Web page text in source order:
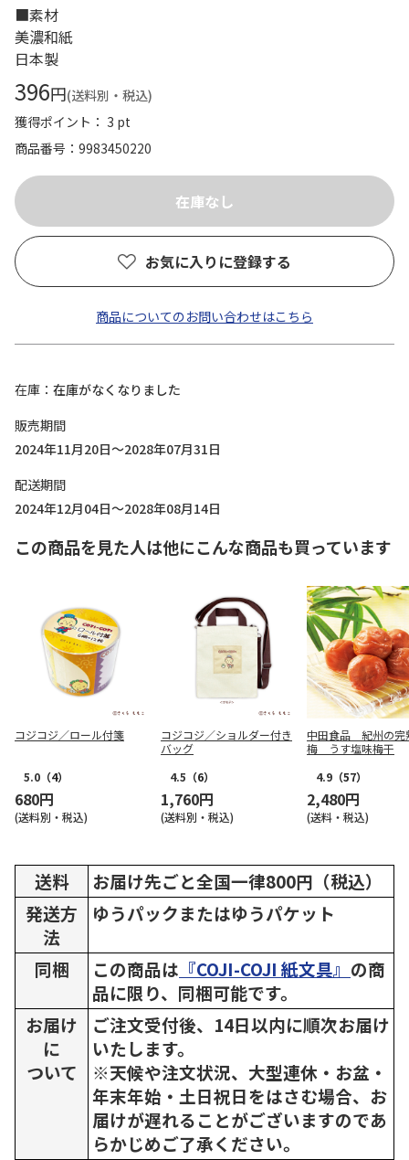
■素材
美濃和紙
日本製
396円(送料別・税込)
獲得ポイント： 3 pt
商品番号
9983450220
お気に入りに登録する
商品についてのお問い合わせはこちら
在庫
在庫がなくなりました
販売期間
2024年11月20日～2028年07月31日
配送期間
2024年12月04日～2028年08月14日
この商品を見た人は他にこんな商品も買っています
コジコジ／ロール付箋
5.0 （4）
680円
(送料別・税込)
コジコジ／ショルダー付き
バッグ
4.5 （6）
1,760円
(送料別・税込)
中田食品 紀州の完
梅 うす塩味梅干
4.9 （57）
2,480円
(送料・税込)
送料
お届け先ごと全国一律800円（税込）
発送方
法
ゆうパックまたはゆうパケット
同梱 この商品は 『COJI-COJI 紙文具』 の商
品に限り、同梱可能です。
お届け
に
ついて
ご注文受付後、14日以内に順次お届け
いたします。
※天候や注文状況、大型連休・お盆・
年末年始・土日祝日をはさむ場合、お
届けが遅れることがございますのであ
らかじめご了承ください。